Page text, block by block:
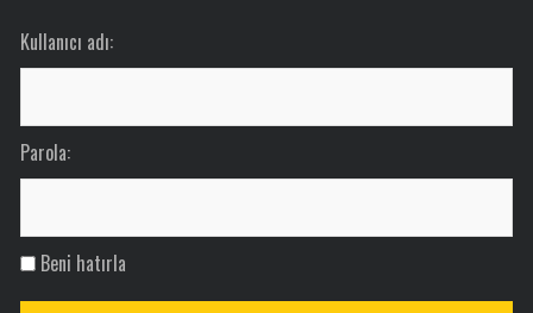
Kullanıcı adı:
Parola:
Beni hatırla